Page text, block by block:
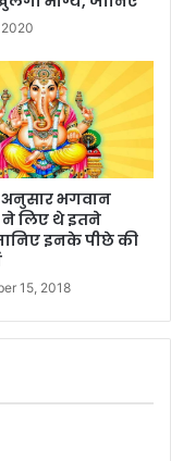
अनुसार भगवान
लिए थे इतने
इनके पीछे की
15, 2018